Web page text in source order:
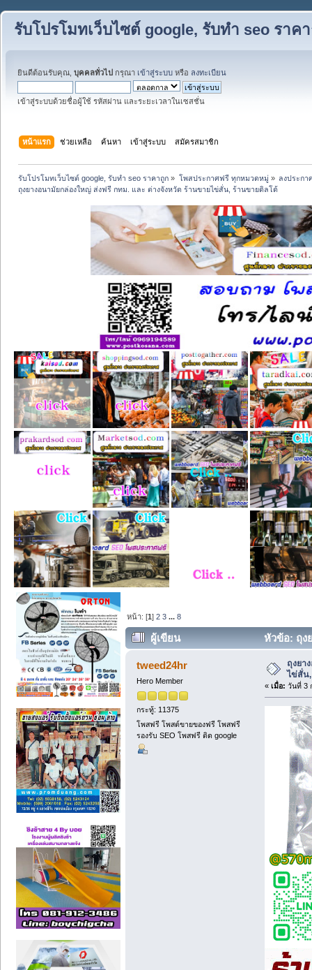
รับโปรโมทเว็บไซต์ google, รับทำ seo ราค
ยินดีต้อนรับคุณ, บุคคลทั่วไป กรุณา เข้าสู่ระบบ หรือ ลงทะเบียน
เข้าสู่ระบบด้วยชื่อผู้ใช้ รหัสผ่าน และระยะเวลาในเซสชั่น
หน้าแรก ช่วยเหลือ ค้นหา เข้าสู่ระบบ สมัครสมาชิก
รับโปรโมทเว็บไซต์ google, รับทำ seo ราคาถูก » โพสประกาศฟรี ทุกหมวดหมู่» ลงประกา
ถุงยางอนามัยกล่องใหญ่ ส่งฟรี กทม. และ ต่างจังหวัด ร้านขายไข่สั่น, ร้านขายดิลโด้
หน้า: [1]2 3 ...8
ผู้เขียน หัวข้อ: ถุง
tweed24hr
Hero Member
กระทู้: 11375
โพสฟรี โพสต์ขายของฟรี โพสฟรี
รองรับ SEO โพสฟรี ติด google
ถุงยา
ไข่สั่น
« เมื่อ: วันที่ 3